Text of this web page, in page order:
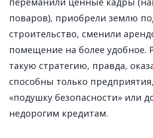
поваров), приобрели землю
строительство, сменили
помещение на более удобное.
такую стратегию, правда,
способны только
«подушку безопасности» или
недорогим кредитам.